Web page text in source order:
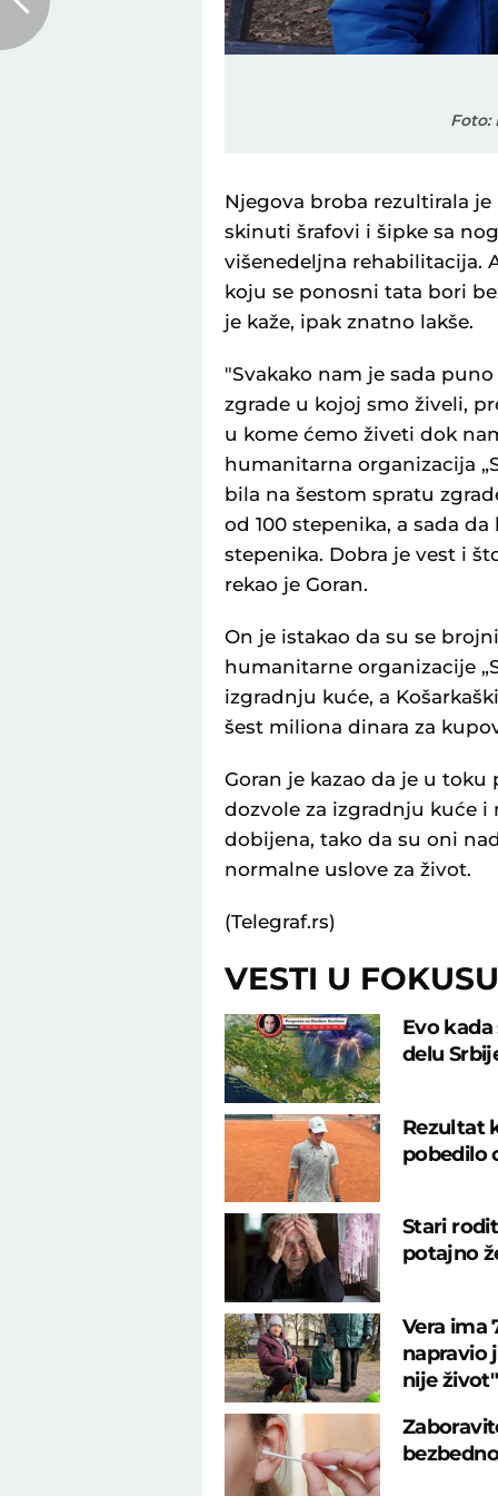
Foto:
Njegova broba rezultirala
skinuti šrafovi i šipke sa
višenedeljna rehabilitacija.
koju se ponosni tata bori
je kaže, ipak znatno lakše.
"Svakako nam je sada
zgrade u kojoj smo živeli,
u kome ćemo živeti dok
humanitarna organizacija
bila na šestom spratu
od 100 stepenika, a sada
stepenika. Dobra je vest i
rekao je Goran.
On je istakao da su se
humanitarne organizacije
izgradnju kuće, a
šest miliona dinara za
Goran je kazao da je u
dozvole za izgradnju kuće
dobijena, tako da su oni
normalne uslove za život.
(Telegraf.rs)
VESTI U FOKUSU
Evo
delu
Rezultat
pobedilo
Stari
potajno
Vera ima
napravio
nije život"